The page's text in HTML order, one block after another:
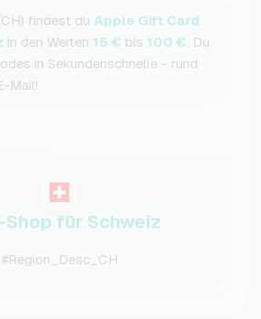
findest du Apple Gift Card
in den Werten 15 € bis 100 € . Du
in Sekundenschnelle - rund
Mail!
Shop für Schweiz
#Region_Desc_CH